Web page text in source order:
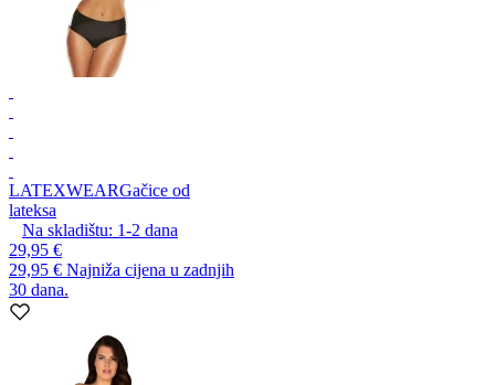
LATEXWEARGačice od
lateksa
Na skladištu: 1-2 dana
29,95 €
29,95 € Najniža cijena u zadnjih
30 dana.